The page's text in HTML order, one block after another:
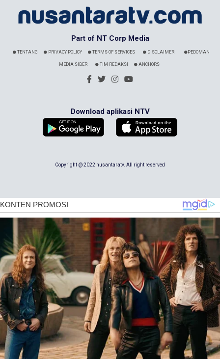
Part of NT Corp Media
TENTANG PRIVACY POLICY TERMS OF SERVICES DISCLAIMER PEDOMAN
MEDIA SIBER TIM REDAKSI ANCHORS
Download aplikasi NTV
Copyright @ 2022 nusantaratv. All right reserved